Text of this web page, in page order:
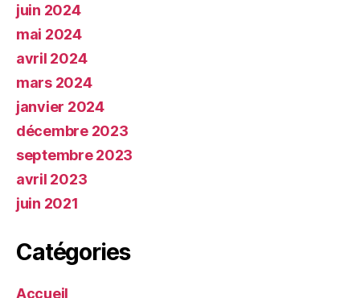
juin 2024
mai 2024
avril 2024
mars 2024
janvier 2024
décembre 2023
septembre 2023
avril 2023
juin 2021
Catégories
Accueil